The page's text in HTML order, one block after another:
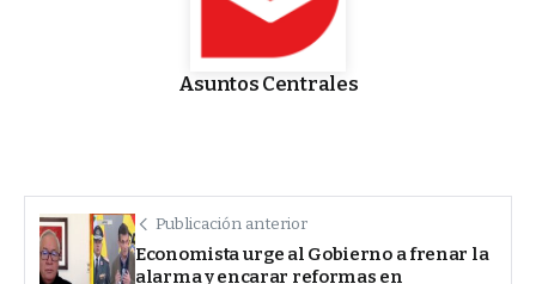
Asuntos Centrales
Publicación anterior
Economista urge al Gobierno a frenar la
alarma y encarar reformas en